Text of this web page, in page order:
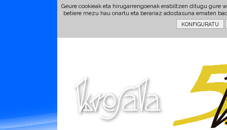
Geure cookieak eta hirugarrengoenak erabiltzen ditugu gure
betiere mezu hau onartu eta berariaz adostasuna ematen